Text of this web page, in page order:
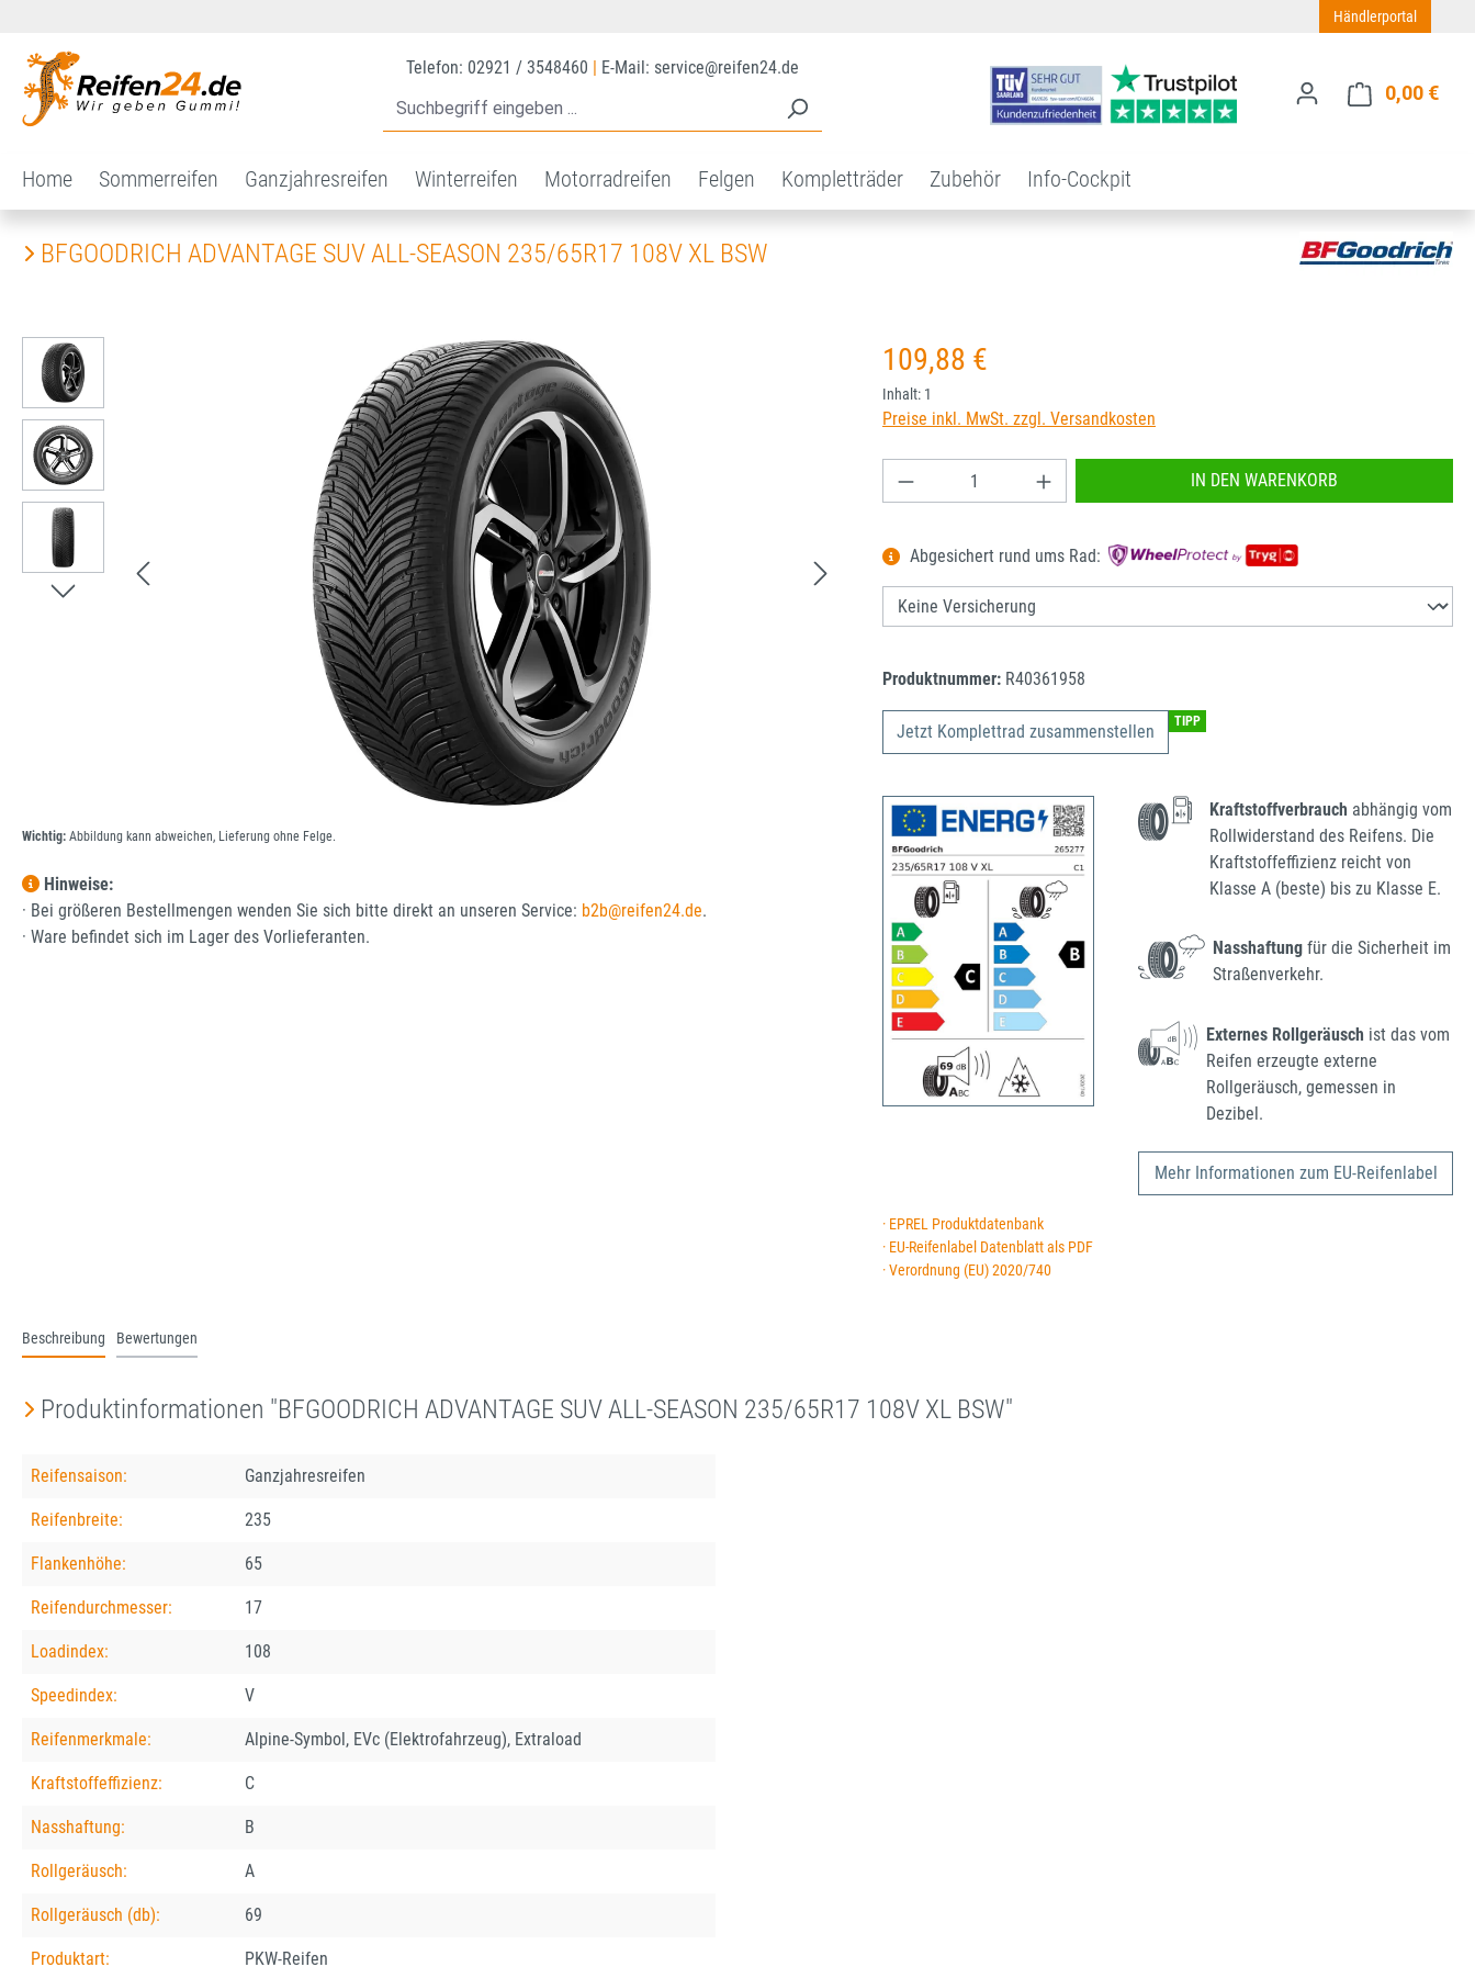
Händlerportal
Telefon: 02921 / 3548460 E-Mail: service@reifen24.de
0,00 €
Home Sommerreifen Ganzjahresreifen Winterreifen Motorradreifen Felgen Kompletträder Zubehör Info-Cockpit
BFGOODRICH ADVANTAGE SUV ALL-SEASON 235/65R17 108V XL BSW
Bildergalerie überspringen
Wichtig: Abbildung kann abweichen, Lieferung ohne Felge.
Hinweise:
· Bei größeren Bestellmengen wenden Sie sich bitte direkt an unseren Service: b2b@reifen24.de.
· Ware befindet sich im Lager des Vorlieferanten.
Regulärer Preis:
109,88 €
Inhalt: 1
Preise inkl. MwSt. zzgl. Versandkosten
Produkt Anzahl: Gib den gewünschten Wert ein oder
IN DEN WARENKORB
Abgesichert rund ums Rad:
Produktnummer: R40361958
Jetzt Komplettrad zusammenstellen TIPP
Kraftstoffverbrauch abhängig vom
Rollwiderstand des Reifens. Die
Kraftstoffeffizienz reicht von
Klasse A (beste) bis zu Klasse E.
Nasshaftung für die Sicherheit im
Straßenverkehr.
Externes Rollgeräusch ist das vom
Reifen erzeugte externe
Rollgeräusch, gemessen in
Dezibel.
Mehr Informationen zum EU-Reifenlabel
· EPREL Produktdatenbank
· EU-Reifenlabel Datenblatt als PDF
· Verordnung (EU) 2020/740
Beschreibung Bewertungen
Produktinformationen "BFGOODRICH ADVANTAGE SUV ALL-SEASON 235/65R17 108V XL BSW"
Reifensaison: Ganzjahresreifen
Reifenbreite: 235
Flankenhöhe: 65
Reifendurchmesser: 17
Loadindex: 108
Speedindex: V
Reifenmerkmale: Alpine-Symbol, EVc (Elektrofahrzeug), Extraload
Kraftstoffeffizienz: C
Nasshaftung: B
Rollgeräusch: A
Rollgeräusch (db): 69
Produktart: PKW-Reifen